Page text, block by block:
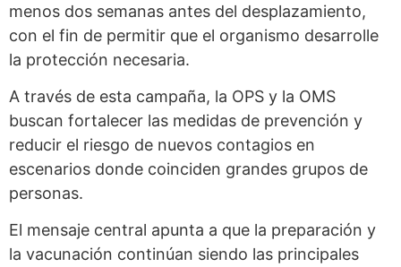
menos dos semanas antes del desplazamiento,
con el fin de permitir que el organismo desarrolle
la protección necesaria.
A través de esta campaña, la OPS y la OMS
buscan fortalecer las medidas de prevención y
reducir el riesgo de nuevos contagios en
escenarios donde coinciden grandes grupos de
personas.
El mensaje central apunta a que la preparación y
la vacunación continúan siendo las principales